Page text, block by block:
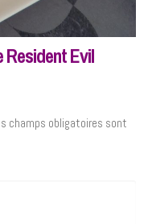
Evil
champs obligatoires sont